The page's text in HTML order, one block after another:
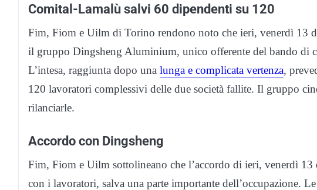
Comital-Lamalù salvi 60 dipendenti su 120
Fim, Fiom e Uilm di Torino rendono noto che ieri, venerdì 13
il gruppo Dingsheng Aluminium, unico offerente del bando di
L’intesa, raggiunta dopo una lunga e complicata vertenza,
120 lavoratori complessivi delle due società fallite. Il gruppo
rilanciarle.
Accordo con Dingsheng
Fim, Fiom e Uilm sottolineano che l’accordo di ieri, venerdì 13
con i lavoratori, salva una parte importante dell’occupazione.